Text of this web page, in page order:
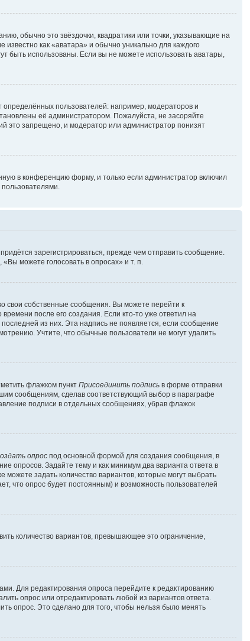
обычно это звёздочки, квадратики или точки, указывающие на
как «аватара» и обычно уникально для каждого
быть использованы. Если вы не можете использовать аватары,
пользователей: например, модераторов и
её администратором. Пожалуйста, не засоряйте
это запрещено, и модератор или администратор понизят
в конференцию форму, и только если администратор включил
зарегистрироваться, прежде чем отправить сообщение.
можете голосовать в опросах» и т. п.
свои собственные сообщения. Вы можете перейти к
после его создания. Если кто-то уже ответил на
из них. Эта надпись не появляется, если сообщение
Учтите, что обычные пользователи не могут удалить
флажком пункт Присоединить подпись в форме отправки
сообщениям, сделав соответствующий выбор в параграфе
подписи в отдельных сообщениях, убрав флажок
опрос под основной формой для создания сообщения, в
опросов. Задайте тему и как минимум два варианта ответа в
задать количество вариантов, которые могут выбрать
что опрос будет постоянным) и возможность пользователей
количество вариантов, превышающее это ограничение,
Для редактирования опроса перейдите к редактированию
опрос или отредактировать любой из вариантов ответа.
опрос. Это сделано для того, чтобы нельзя было менять